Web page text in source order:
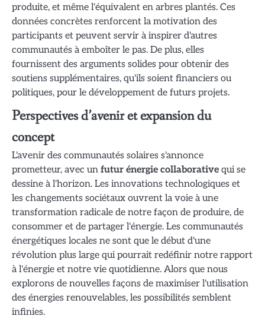
produite, et même l'équivalent en arbres plantés. Ces
données concrètes renforcent la motivation des
participants et peuvent servir à inspirer d'autres
communautés à emboîter le pas. De plus, elles
fournissent des arguments solides pour obtenir des
soutiens supplémentaires, qu'ils soient financiers ou
politiques, pour le développement de futurs projets.
Perspectives d’avenir et expansion du
concept
L'avenir des communautés solaires s'annonce
prometteur, avec un futur énergie collaborative qui se
dessine à l'horizon. Les innovations technologiques et
les changements sociétaux ouvrent la voie à une
transformation radicale de notre façon de produire, de
consommer et de partager l'énergie. Les communautés
énergétiques locales ne sont que le début d'une
révolution plus large qui pourrait redéfinir notre rapport
à l'énergie et notre vie quotidienne. Alors que nous
explorons de nouvelles façons de maximiser l'utilisation
des énergies renouvelables, les possibilités semblent
infinies.